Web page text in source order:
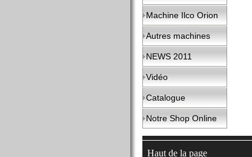
Machine Ilco Orion
Autres machines
NEWS 2011
Vidéo
Catalogue
Notre Shop Online
Haut de la page